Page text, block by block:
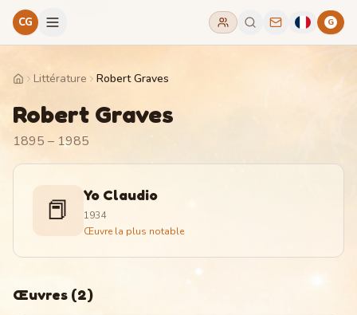
CG G
HomeLittérature Robert Graves
Robert Graves
1895 – 1985
📕 Yo Claudio
1934
Œuvre la plus notable
Œuvres (2)